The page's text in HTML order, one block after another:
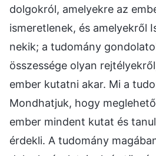
dolgokról, amelyekre az
ismeretlenek, és amelyekről
nekik; a tudomány
összessége olyan
ember kutatni akar. Mi a
Mondhatjuk, hogy
ember mindent kutat és
érdekli. A tudomány